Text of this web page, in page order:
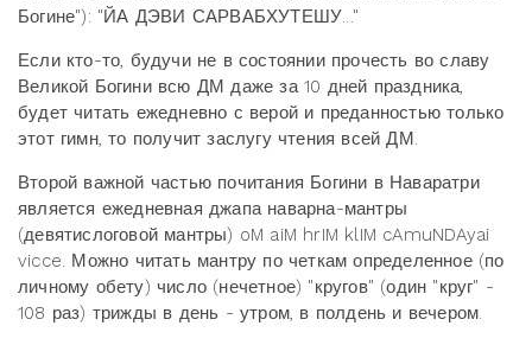
Богине"): "ЙА ДЭВИ САРВАБХУТЕШУ..."
Если кто-то, будучи не в состоянии прочесть во славу
Великой Богини всю ДМ даже за 10 дней праздника,
будет читать ежедневно с верой и преданностью только
этот гимн, то получит заслугу чтения всей ДМ.
Второй важной частью почитания Богини в Наваратри
является ежедневная джапа наварна-мантры
(девятислоговой мантры) oM aiM hrIM klIM cAmuNDAyai
vicce. Можно читать мантру по четкам определенное (по
личному обету) число (нечетное) "кругов" (один "круг" -
108 раз) трижды в день - утром, в полдень и вечером.